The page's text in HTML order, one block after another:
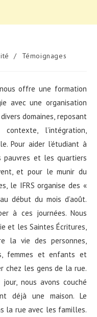
/ Témoignages
offre une formation
avec une organisation
domaines, reposant
l’intégration,
Pour aider l’étudiant à
et les quartiers
et pour le munir du
le IFRS organise des «
début du mois d’août.
à ces journées. Nous
et les Saintes Écritures,
la vie des personnes,
femmes et enfants et
chez les gens de la rue.
nous avons couché
déjà une maison. Le
la rue avec les familles.